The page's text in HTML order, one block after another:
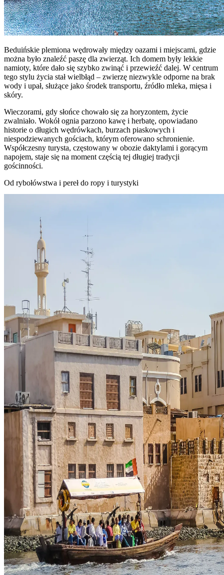
Beduińskie plemiona wędrowały między oazami i miejscami, gdzie
można było znaleźć paszę dla zwierząt. Ich domem były lekkie
namioty, które dało się szybko zwinąć i przewieźć dalej. W centrum
tego stylu życia stał wielbłąd – zwierzę niezwykle odporne na brak
wody i upał, służące jako środek transportu, źródło mleka, mięsa i
skóry.
Wieczorami, gdy słońce chowało się za horyzontem, życie
zwalniało. Wokół ognia parzono kawę i herbatę, opowiadano
historie o długich wędrówkach, burzach piaskowych i
niespodziewanych gościach, którym oferowano schronienie.
Współczesny turysta, częstowany w obozie daktylami i gorącym
napojem, staje się na moment częścią tej długiej tradycji
gościnności.
Od rybołówstwa i pereł do ropy i turystyki